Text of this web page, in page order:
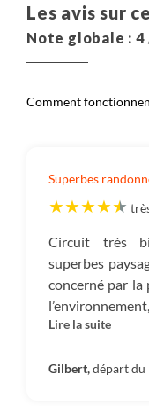
Nous pensons
voyageur soit
dernières années
Destination : Il
voyagez : nos
hébergements,
nourriture, etc.
Aérien :Il s’agit
Les avis sur
Note globale : 4
Comment
Superbes
Circuit très
superbes
concerné par
les énergies
exemple à
Lire la suite
Gilbert,départ